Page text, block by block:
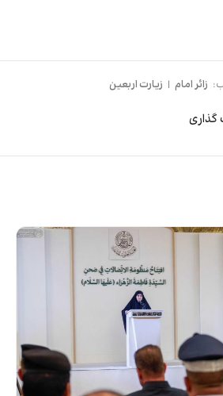
زائر امام | زیارت اربعین
گذاری